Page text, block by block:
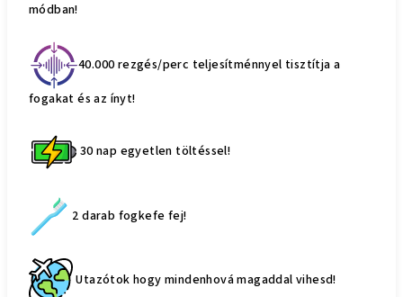
módban!
40.000 rezgés/perc teljesítménnyel tisztítja a
fogakat és az ínyt!
30 nap egyetlen töltéssel!
2 darab fogkefe fej!
Utazótok hogy mindenhová magaddal vihesd!